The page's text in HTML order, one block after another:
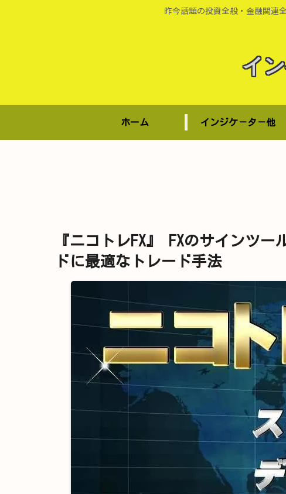
昨今話題の投資全般・金融関連
イ
ホーム インジケ－タ－他
『ニコトレFX』 FXのサインツ
ドに最適なトレード手法